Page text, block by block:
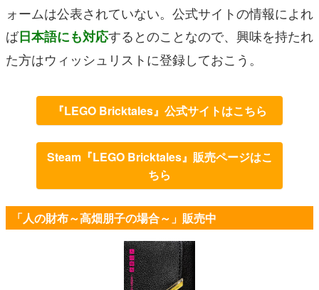
ォームは公表されていない。公式サイトの情報によれ
ば日本語にも対応するとのことなので、興味を持たれ
た方はウィッシュリストに登録しておこう。
『LEGO Bricktales』公式サイトはこちら
Steam『LEGO Bricktales』販売ページはこ
ちら
「人の財布～高畑朋子の場合～」販売中